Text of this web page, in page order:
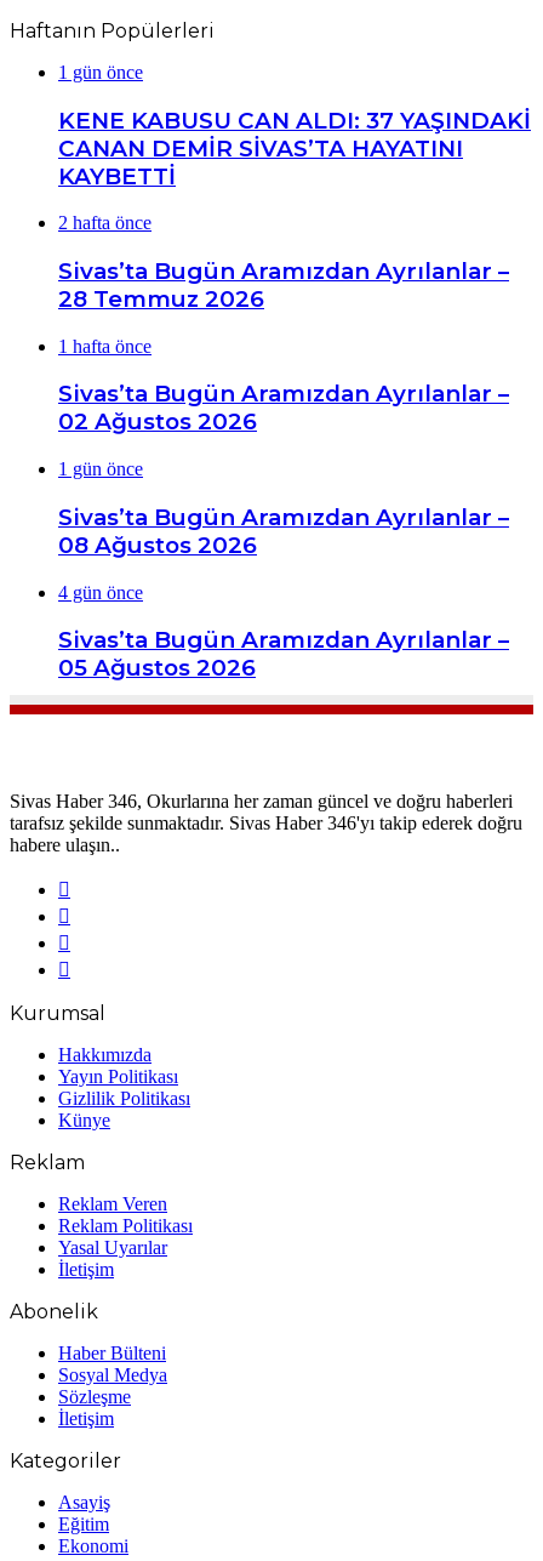
Haftanın Popülerleri
1 gün önce
KENE KABUSU CAN ALDI: 37 YAŞINDAKİ
CANAN DEMİR SİVAS’TA HAYATINI
KAYBETTİ
2 hafta önce
Sivas’ta Bugün Aramızdan Ayrılanlar –
28 Temmuz 2026
1 hafta önce
Sivas’ta Bugün Aramızdan Ayrılanlar –
02 Ağustos 2026
1 gün önce
Sivas’ta Bugün Aramızdan Ayrılanlar –
08 Ağustos 2026
4 gün önce
Sivas’ta Bugün Aramızdan Ayrılanlar –
05 Ağustos 2026
Sivas Haber 346, Okurlarına her zaman güncel ve doğru haberleri
tarafsız şekilde sunmaktadır. Sivas Haber 346'yı takip ederek doğru
habere ulaşın..
Kurumsal
Hakkımızda
Yayın Politikası
Gizlilik Politikası
Künye
Reklam
Reklam Veren
Reklam Politikası
Yasal Uyarılar
İletişim
Abonelik
Haber Bülteni
Sosyal Medya
Sözleşme
İletişim
Kategoriler
Asayiş
Eğitim
Ekonomi